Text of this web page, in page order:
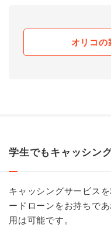
オリコの
学生でもキャッシン
キャッシングサービス
ードローンをお持ちで
用は可能です。